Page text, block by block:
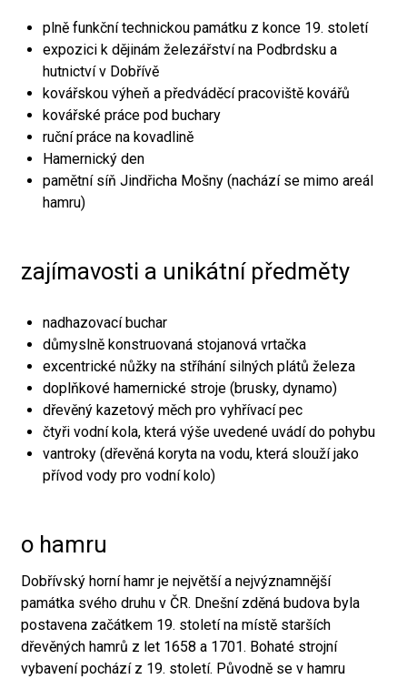
plně funkční technickou památku z konce 19. století
expozici k dějinám železářství na Podbrdsku a
hutnictví v Dobřívě
kovářskou výheň a předváděcí pracoviště kovářů
kovářské práce pod buchary
ruční práce na kovadlině
Hamernický den
pamětní síň Jindřicha Mošny (nachází se mimo areál
hamru)
zajímavosti a unikátní předměty
nadhazovací buchar
důmyslně konstruovaná stojanová vrtačka
excentrické nůžky na stříhání silných plátů železa
doplňkové hamernické stroje (brusky, dynamo)
dřevěný kazetový měch pro vyhřívací pec
čtyři vodní kola, která výše uvedené uvádí do pohybu
vantroky (dřevěná koryta na vodu, která slouží jako
přívod vody pro vodní kolo)
o hamru
Dobřívský horní hamr je největší a nejvýznamnější
památka svého druhu v ČR. Dnešní zděná budova byla
postavena začátkem 19. století na místě starších
dřevěných hamrů z let 1658 a 1701. Bohaté strojní
vybavení pochází z 19. století. Původně se v hamru